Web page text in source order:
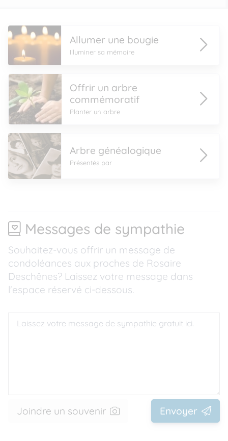
Allumer une bougie
Illuminer sa mémoire
Offrir un arbre
commémoratif
Planter un arbre
Arbre généalogique
Présentés par
Messages de sympathie
Souhaitez-vous offrir un message de
condoléances aux proches de Rosaire
Deschênes? Laissez votre message dans
l'espace réservé ci-dessous.
Joindre un souvenir Envoyer